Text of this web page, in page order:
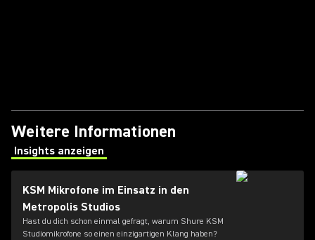
Weitere Informationen
Insights anzeigen
(Opens in a new tab)
KSM Mikrofone im Einsatz in den
Metropolis Studios
Hast du dich schon einmal gefragt, warum Shure KSM
Studiomikrofone so einen einzigartigen Klang haben?